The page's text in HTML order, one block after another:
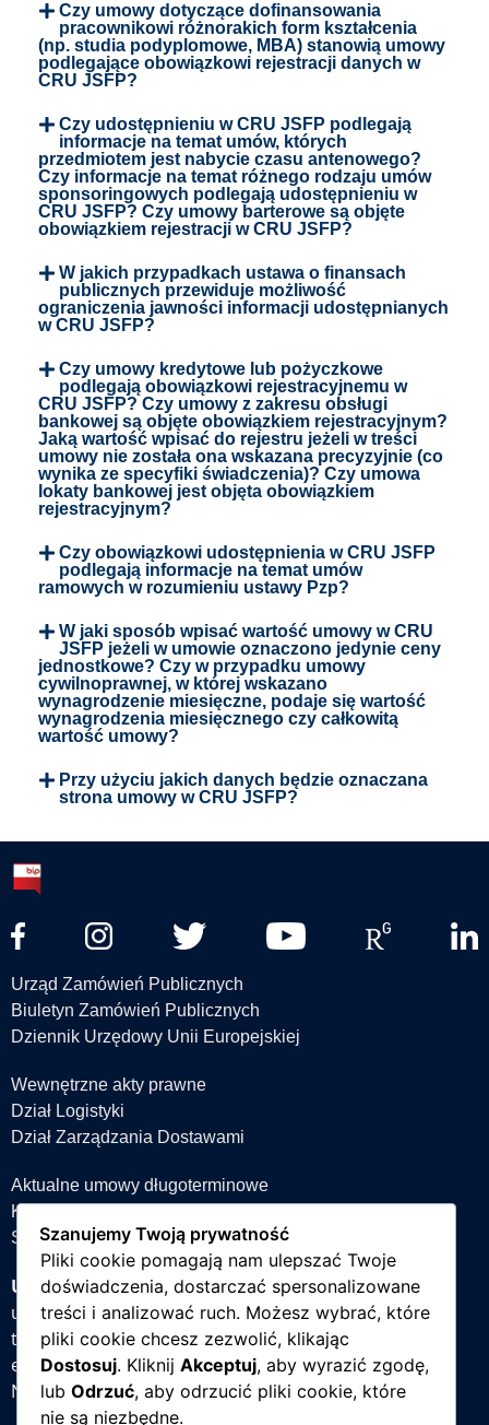
Czy umowy dotyczące dofinansowania
pracownikowi różnorakich form kształcenia
(np. studia podyplomowe, MBA) stanowią umowy
podlegające obowiązkowi rejestracji danych w
CRU JSFP?
Czy udostępnieniu w CRU JSFP podlegają
informacje na temat umów, których
przedmiotem jest nabycie czasu antenowego?
Czy informacje na temat różnego rodzaju umów
sponsoringowych podlegają udostępnieniu w
CRU JSFP? Czy umowy barterowe są objęte
obowiązkiem rejestracji w CRU JSFP?
W jakich przypadkach ustawa o finansach
publicznych przewiduje możliwość
ograniczenia jawności informacji udostępnianych
w CRU JSFP?
Czy umowy kredytowe lub pożyczkowe
podlegają obowiązkowi rejestracyjnemu w
CRU JSFP? Czy umowy z zakresu obsługi
bankowej są objęte obowiązkiem rejestracyjnym?
Jaką wartość wpisać do rejestru jeżeli w treści
umowy nie została ona wskazana precyzyjnie (co
wynika ze specyfiki świadczenia)? Czy umowa
lokaty bankowej jest objęta obowiązkiem
rejestracyjnym?
Czy obowiązkowi udostępnienia w CRU JSFP
podlegają informacje na temat umów
ramowych w rozumieniu ustawy Pzp?
W jaki sposób wpisać wartość umowy w CRU
JSFP jeżeli w umowie oznaczono jedynie ceny
jednostkowe? Czy w przypadku umowy
cywilnoprawnej, w której wskazano
wynagrodzenie miesięczne, podaje się wartość
wynagrodzenia miesięcznego czy całkowitą
wartość umowy?
Przy użyciu jakich danych będzie oznaczana
strona umowy w CRU JSFP?
Urząd Zamówień Publicznych
Biuletyn Zamówień Publicznych
Dziennik Urzędowy Unii Europejskiej
Wewnętrzne akty prawne
Dział Logistyki
Dział Zarządzania Dostawami
Aktualne umowy długoterminowe
Książka teleadresowa
Strefa projektów
Uniwersytet Śląski w Katowicach
ul. Bankowa 12, 40-007 Katowice
tel. +48 32 359 22 22
e-mail:info@us.edu.pl
NIP: 634-019-71-34
Szanujemy Twoją prywatność
Pliki cookie pomagają nam ulepszać Twoje
doświadczenia, dostarczać spersonalizowane
treści i analizować ruch. Możesz wybrać, które
pliki cookie chcesz zezwolić, klikając
Dostosuj. Kliknij Akceptuj, aby wyrazić zgodę,
lub Odrzuć, aby odrzucić pliki cookie, które
nie są niezbędne.